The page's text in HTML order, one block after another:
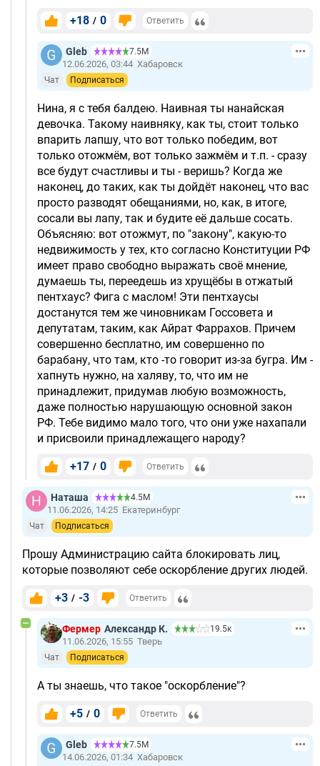
+18 / 0 Ответить
Gleb 7.5М
12.06.2026, 03:44 Хабаровск
Чат Подписаться
Нина, я с тебя балдею. Наивная ты нанайская
девочка. Такому наивняку, как ты, стоит только
впарить лапшу, что вот только победим, вот
только отожмём, вот только зажмём и т.п. - сразу
все будут счастливы и ты - веришь? Когда же
наконец, до таких, как ты дойдёт наконец, что вас
просто разводят обещаниями, но, как, в итоге,
сосали вы лапу, так и будите её дальше сосать.
Объясняю: вот отожмут, по "закону", какую-то
недвижимость у тех, кто согласно Конституции РФ
имеет право свободно выражать своё мнение,
думаешь ты, переедешь из хрущёбы в отжатый
пентхаус? Фига с маслом! Эти пентхаусы
достанутся тем же чиновникам Госсовета и
депутатам, таким, как Айрат Фаррахов. Причем
совершенно бесплатно, им совершенно по
барабану, что там, кто -то говорит из-за бугра. Им -
хапнуть нужно, на халяву, то, что им не
принадлежит, придумав любую возможность,
даже полностью нарушающую основной закон
РФ. Тебе видимо мало того, что они уже нахапали
и присвоили принадлежащего народу?
+17 / 0 Ответить
Наташа 4.5М
11.06.2026, 14:25 Екатеринбург
Чат Подписаться
Прошу Администрацию сайта блокировать лиц,
которые позволяют себе оскорбление других людей.
+3 / -3 Ответить
Фермер Александр К. 19.5к
11.06.2026, 15:55 Тверь
Чат Подписаться
А ты знаешь, что такое "оскорбление"?
+5 / 0 Ответить
Gleb 7.5М
14.06.2026, 01:34 Хабаровск